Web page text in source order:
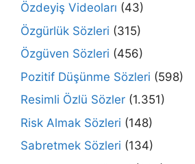
Özdeyiş Videoları (43)
Özgürlük Sözleri (315)
Özgüven Sözleri (456)
Pozitif Düşünme Sözleri (598)
Resimli Özlü Sözler (1.351)
Risk Almak Sözleri (148)
Sabretmek Sözleri (134)